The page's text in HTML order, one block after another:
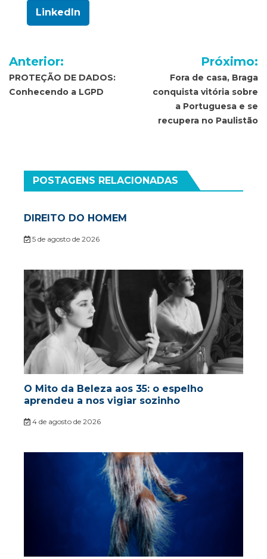
LinkedIn
Navegação
de
Anterior:
PROTEÇÃO DE DADOS:
Conhecendo a LGPD
Próximo:
Fora de casa, Braga
conquista vitória sobre
a Portuguesa e se
recupera no Paulistão
POSTAGENS RELACIONADAS
DIREITO DO HOMEM
5 de agosto de 2026
O Mito da Beleza aos 35: o espelho
aprendeu a nos vigiar sozinho
4 de agosto de 2026